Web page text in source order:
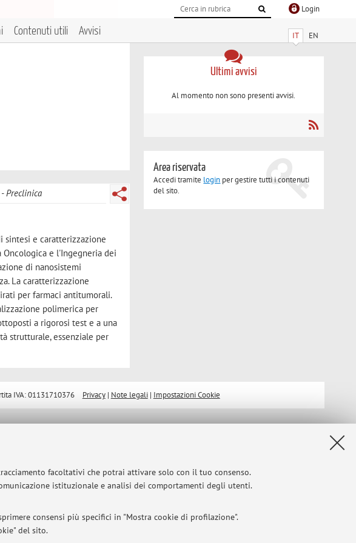
facoltativi che potrai attivare solo con il tuo consenso.
istituzionale e analisi dei comportamenti degli utenti.
consensi più specifici in "Mostra cookie di profilazione".
del sito.
Login
IT EN
Contenuti utili Avvisi
Preclinica
sintesi e caratterizzazione
e l'Ingegneria dei
di nanosistemi
La caratterizzazione
per farmaci antitumorali.
polimerica per
a rigorosi test e a una
strutturale, essenziale per
Ultimi avvisi
Al momento non sono presenti avvisi.
Area riservata
Accedi tramite login per gestire tutti i contenuti
del sito.
IVA: 01131710376 Privacy| Note legali| Impostazioni Cookie